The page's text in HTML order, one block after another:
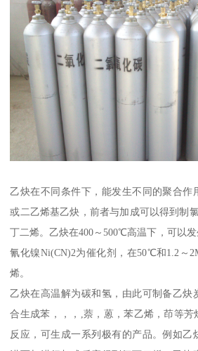
乙炔在不同条件下，能发生不同的聚合作
或二乙烯基乙炔，前者与加成可以得到制
丁二烯。乙炔在400～500℃高温下，可以
氰化镍Ni(CN)2为催化剂，在50℃和1.2～
烯。
乙炔在高温解为碳和氢，由此可制备乙炔
合生成苯，，，,萘，蒽，苯乙烯，茚等
反应，可生成一系列极有的产品。例如乙